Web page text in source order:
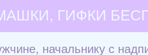
ГИФКИ
начальнику с